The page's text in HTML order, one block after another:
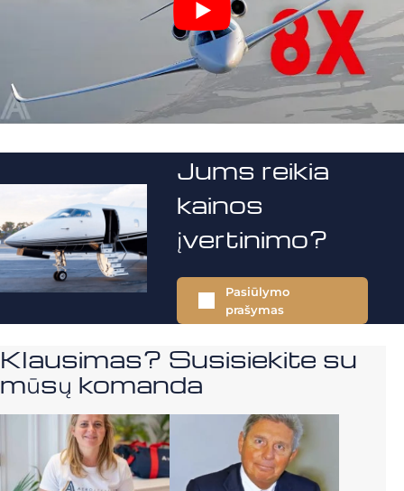
Jums reikia
kainos
įvertinimo?
Pasiūlymo
prašymas
Klausimas? Susisiekite su
mūsų komanda